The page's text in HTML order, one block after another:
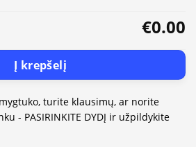
€0.00
Į krepšelį
turite klausimų, ar norite
- PASIRINKITE DYDĮ ir užpildykite